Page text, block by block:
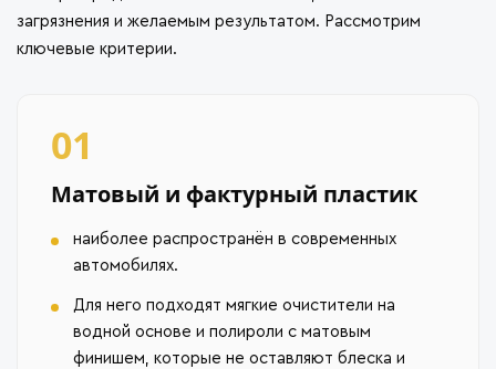
загрязнения и желаемым результатом. Рассмотрим
ключевые критерии.
01
Матовый и фактурный пластик
наиболее распространён в современных
автомобилях.
Для него подходят мягкие очистители на
водной основе и полироли с матовым
финишем, которые не оставляют блеска и